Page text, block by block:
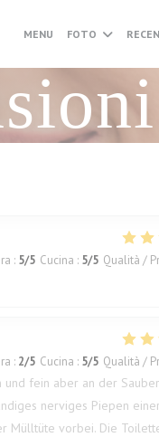
MENU FOTO
: 5/5 Cucina : 5/5 Qualità /
: 2/5 Cucina : 5/5 Qualità /
und fein aber an der
nerviges Piepen
Mülltüte vorbei. Die